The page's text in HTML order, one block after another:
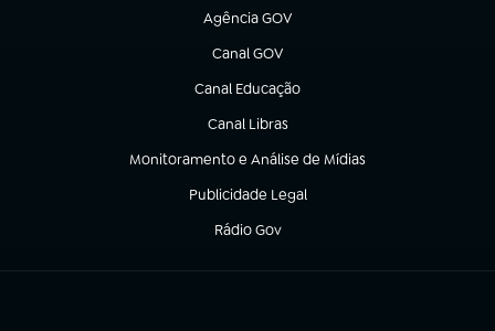
Agência GOV
(abre em nova aba)
Canal GOV
(abre em nova aba)
Canal Educação
(abre em nova aba)
Canal Libras
(abre em nova aba)
Monitoramento e Análise de Mídias
(abre em nova aba)
Publicidade Legal
(abre em nova aba)
Rádio Gov
(abre em nova aba)